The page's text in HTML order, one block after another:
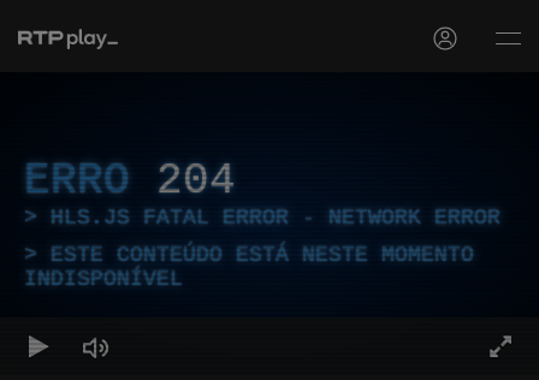
ERRO 204
HLS.JS FATAL ERROR - NETWORK ERROR
ESTE CONTEÚDO ESTÁ NESTE MOMENTO
INDISPONÍVEL